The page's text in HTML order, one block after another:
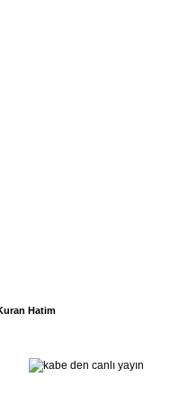
Hatim